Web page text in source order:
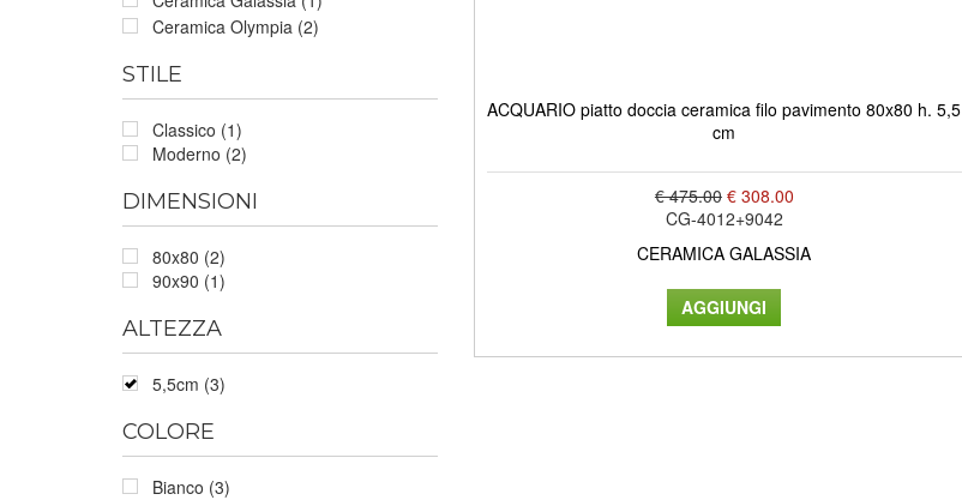
Ceramica Olympia (2)
STILE
Classico (1)
Moderno (2)
DIMENSIONI
80x80 (2)
90x90 (1)
ALTEZZA
5,5cm (3)
COLORE
Bianco (3)
ACQUARIO piatto doccia ceramica filo pavimento 80x80 h. 5,5
cm
€ 475.00 € 308.00
CG-4012+9042
CERAMICA GALASSIA